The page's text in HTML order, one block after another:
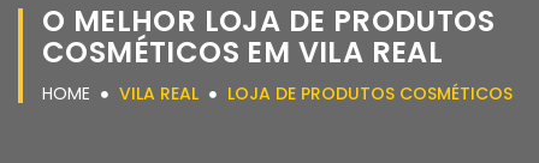
O MELHOR LOJA DE PRODUTOS
COSMÉTICOS EM VILA REAL
HOME VILA REAL LOJA DE PRODUTOS COSMÉTICOS